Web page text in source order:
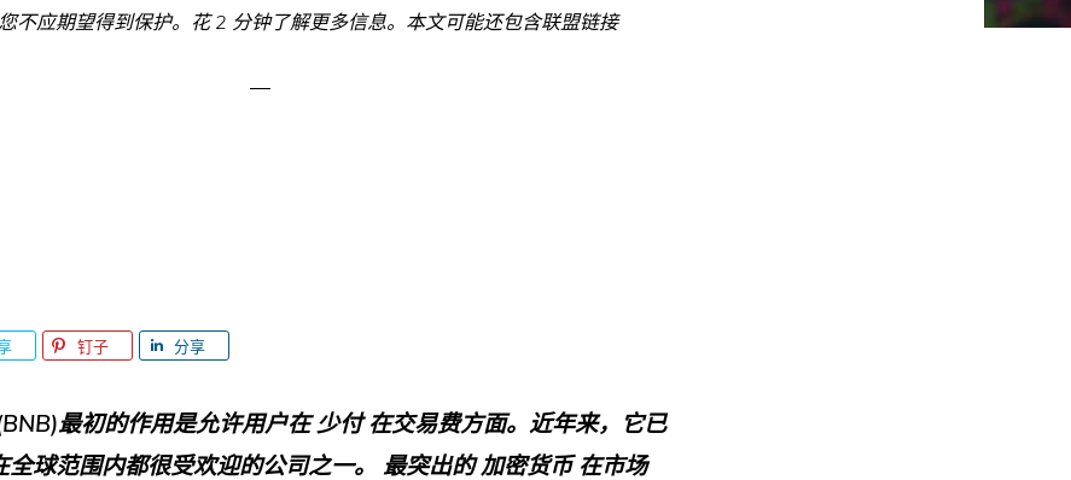
不应期望得到保护。花 2 分钟了解更多信息。本文可能还包含联盟链接
钉子 分享
BNB)最初的作用是允许用户在少付在交易费方面。近年来，它已
球范围内都很受欢迎的公司之一。 最突出的 加密货币在市场